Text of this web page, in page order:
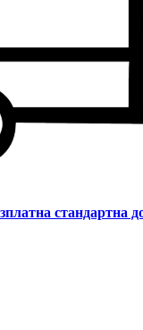
стандартна